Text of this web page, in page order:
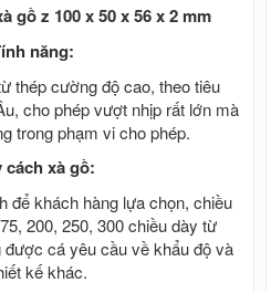
Lan
TPHCM
nhập
SCG
gồ z 100 x 50 x 56 x 2 mm
năng:
thép cường độ cao, theo tiêu
cho phép vượt nhịp rất lớn mà
trong phạm vi cho phép.
cách xà gồ:
để khách hàng lựa chọn, chiều
200, 250, 300 chiều dày từ
cá yêu cầu về khẩu độ và
kế khác.